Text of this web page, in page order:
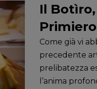
Il
Primiero
Come già vi
precedente
prelibatezza
l’anima